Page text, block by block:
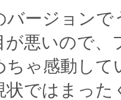
バージョン
が悪いので、
ちゃ感動して
状ではまっ